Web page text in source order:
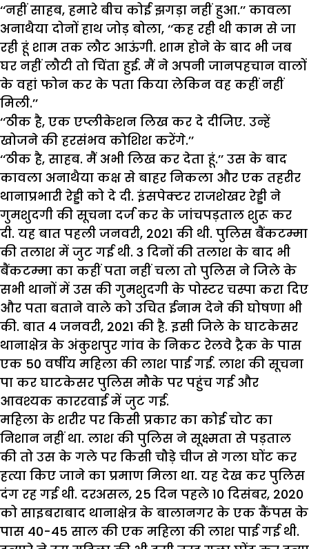
‘‘नहीं साहब, हमारे बीच कोई झगड़ा नहीं हुआ.’’ कावला
अनाथैया दोनों हाथ जोड़ बोला, ‘‘कह रही थी काम से जा
रही हूं शाम तक लौट आऊंगी. शाम होने के बाद भी जब
घर नहीं लौटी तो चिंता हुई. मैं ने अपनी जानपहचान वालों
के वहां फोन कर के पता किया लेकिन वह कहीं नहीं
मिली.’’
‘‘ठीक है, एक एप्लीकेशन लिख कर दे दीजिए. उन्हें
खोजने की हरसंभव कोशिश करेंगे.’’
‘‘ठीक है, साहब. मैं अभी लिख कर देता हूं.’’ उस के बाद
कावला अनाथैया कक्ष से बाहर निकला और एक तहरीर
थानाप्रभारी रेड्डी को दे दी. इंसपेक्टर राजशेखर रेड्डी ने
गुमशुदगी की सूचना दर्ज कर के जांचपड़ताल शुरू कर
दी. यह बात पहली जनवरी, 2021 की थी. पुलिस बैंकटम्मा
की तलाश में जुट गई थी. 3 दिनों की तलाश के बाद भी
बैंकटम्मा का कहीं पता नहीं चला तो पुलिस ने जिले के
सभी थानों में उस की गुमशुदगी के पोस्टर चस्पा करा दिए
और पता बताने वाले को उचित ईनाम देने की घोषणा भी
की. बात 4 जनवरी, 2021 की है. इसी जिले के घाटकेसर
थानाक्षेत्र के अंकुशपुर गांव के निकट रेलवे ट्रैक के पास
एक 50 वर्षीय महिला की लाश पाई गई. लाश की सूचना
पा कर घाटकेसर पुलिस मौके पर पहुंच गई और
आवश्यक काररवाई में जुट गई.
महिला के शरीर पर किसी प्रकार का कोई चोट का
निशान नहीं था. लाश की पुलिस ने सूक्ष्मता से पड़ताल
की तो उस के गले पर किसी चौड़े चीज से गला घोंट कर
हत्या किए जाने का प्रमाण मिला था. यह देख कर पुलिस
दंग रह गई थी. दरअसल, 25 दिन पहले 10 दिसंबर, 2020
को साइबराबाद थानाक्षेत्र के बालानगर के एक कैंपस के
पास 40-45 साल की एक महिला की लाश पाई गई थी.